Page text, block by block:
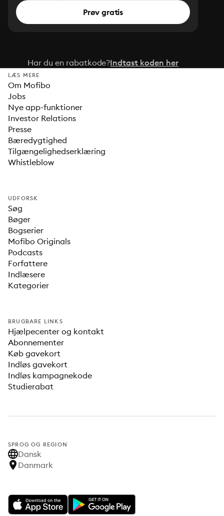
Prøv gratis
Har du en rabatkode?Indtast koden her
LÆS MERE
Om Mofibo
Jobs
Nye app-funktioner
Investor Relations
Presse
Bæredygtighed
Tilgængelighedserklæring
Whistleblow
UDFORSK
Søg
Bøger
Bogserier
Mofibo Originals
Podcasts
Forfattere
Indlæsere
Kategorier
BRUGBARE LINKS
Hjælpecenter og kontakt
Abonnementer
Køb gavekort
Indløs gavekort
Indløs kampagnekode
Studierabat
SPROG OG REGION
Dansk
Danmark